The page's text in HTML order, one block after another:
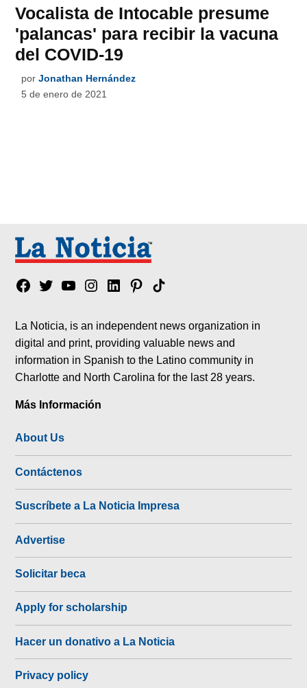
Vocalista de Intocable presume
'palancas' para recibir la vacuna
del COVID-19
por Jonathan Hernández
5 de enero de 2021
Facebook
TwitterYouTubeInstagram
LinkedinPinterest
Tik
La Noticia, is an independent news organization in
digital and print, providing valuable news and
information in Spanish to the Latino community in
Charlotte and North Carolina for the last 28 years.
Más Información
About Us
Contáctenos
Suscríbete a La Noticia Impresa
Advertise
Solicitar beca
Apply for scholarship
Hacer un donativo a La Noticia
Privacy policy